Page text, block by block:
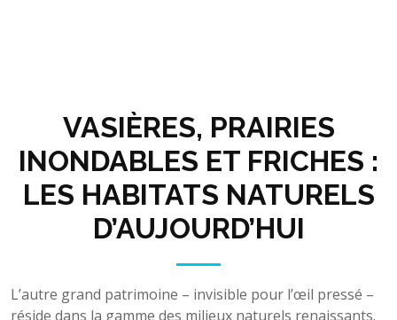
VASIÈRES, PRAIRIES
INONDABLES ET FRICHES :
LES HABITATS NATURELS
D’AUJOURD’HUI
L’autre grand patrimoine – invisible pour l’œil pressé –
réside dans la gamme des milieux naturels renaissants.